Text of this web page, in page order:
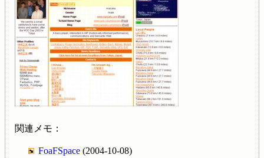
関連メモ：
FoaFSpace (2004-10-08)